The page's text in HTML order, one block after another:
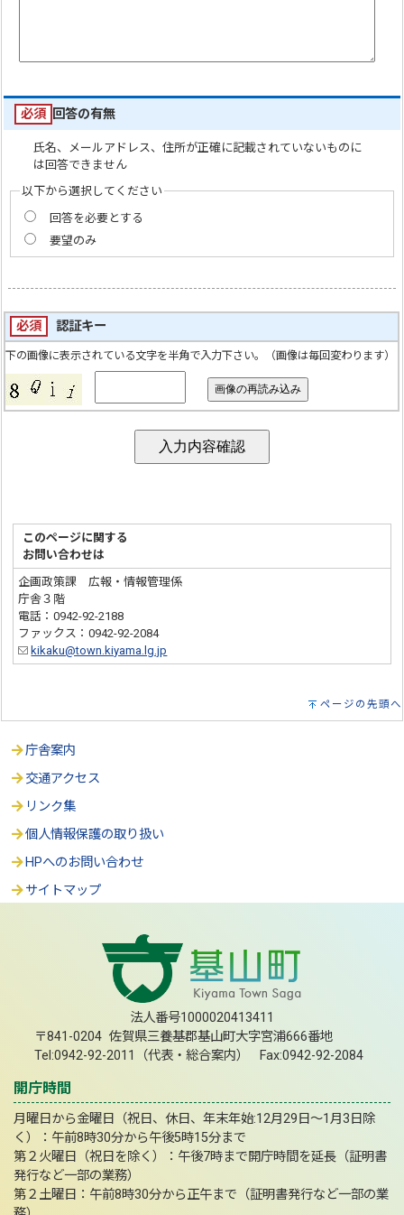
必須 回答の有無
氏名、メールアドレス、住所が正確に記載されていないものに
は回答できません
以下から選択してください
回答を必要とする
要望のみ
必須 認証キー
下の画像に表示されている文字を半角で入力下さい。（画像は毎回変わります）
このページに関する
お問い合わせは
企画政策課 広報・情報管理係
庁舎３階
電話：0942-92-2188
ファックス：0942-92-2084
kikaku@town.kiyama.lg.jp
ページの先頭へ
庁舎案内
交通アクセス
リンク集
個人情報保護の取り扱い
HPへのお問い合わせ
サイトマップ
法人番号1000020413411
〒841-0204 佐賀県三養基郡基山町大字宮浦666番地
Tel:0942-92-2011（代表・総合案内） Fax:0942-92-2084
開庁時間
月曜日から金曜日（祝日、休日、年末年始:12月29日～1月3日除
く）：午前8時30分から午後5時15分まで
第２火曜日（祝日を除く）：午後7時まで開庁時間を延長（証明書
発行など一部の業務）
第２土曜日：午前8時30分から正午まで（証明書発行など一部の業